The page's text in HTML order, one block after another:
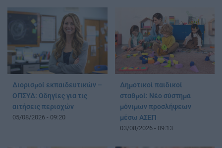
Διορισμοί εκπαιδευτικών –
ΟΠΣΥΔ: Οδηγίες για τις
αιτήσεις περιοχών
05/08/2026 - 09:20
Δημοτικοί παιδικοί
σταθμοί: Νέο σύστημα
μόνιμων προσλήψεων
μέσω ΑΣΕΠ
03/08/2026 - 09:13